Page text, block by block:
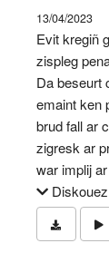
13/04/2023
Evit kregiñ
zispleg
Da beseurt
emaint ken
brud fall ar
zigresk ar
war implij